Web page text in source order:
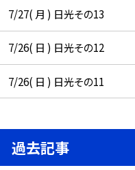
7/27( 月 ) 日光その13
7/26( 日 ) 日光その12
7/26( 日 ) 日光その11
過去記事